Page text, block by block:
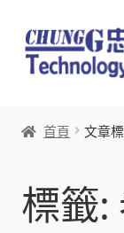
跳
至
導
列
跳
至
主
內
本站文章導
首頁 文章
標籤: